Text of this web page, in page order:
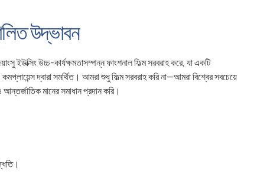
উদ্ভাবন
ইউক্সিং উচ্চ-কার্যক্ষমতাসম্পন্ন ফাংশনাল ফিল্ম সরবরাহ করে, যা একটি
দ্বারা সমর্থিত। আমরা শুধু ফিল্ম সরবরাহ করি না—আমরা বিশ্বের সবচেয়ে
আন্তর্জাতিক মানের সমাধান প্রদান করি।